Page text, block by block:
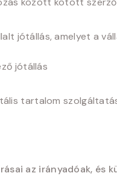
jótállás, amelyet a
jótállás
tartalom
az irányadóak, és